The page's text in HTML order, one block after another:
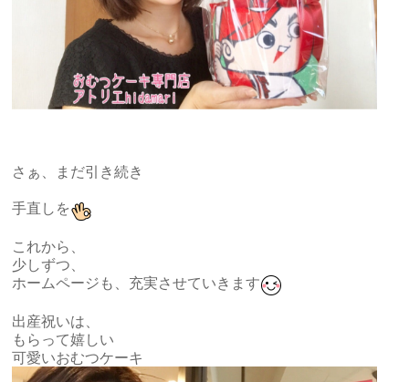
さぁ、まだ引き続き
手直しを
これから、
少しずつ、
ホームページも、充実させていきます
出産祝いは、
もらって嬉しい
可愛いおむつケーキ